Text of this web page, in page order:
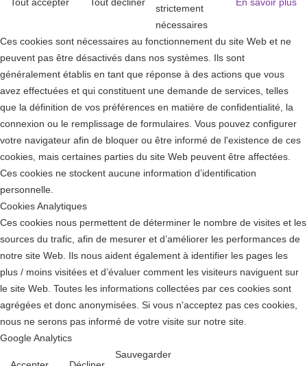
Tout accepter Tout décliner En savoir plus
strictement
nécessaires
Ces cookies sont nécessaires au fonctionnement du site Web et ne
peuvent pas être désactivés dans nos systèmes. Ils sont
généralement établis en tant que réponse à des actions que vous
avez effectuées et qui constituent une demande de services, telles
que la définition de vos préférences en matière de confidentialité, la
connexion ou le remplissage de formulaires. Vous pouvez configurer
votre navigateur afin de bloquer ou être informé de l'existence de ces
cookies, mais certaines parties du site Web peuvent être affectées.
Ces cookies ne stockent aucune information d’identification
personnelle.
Cookies Analytiques
Ces cookies nous permettent de déterminer le nombre de visites et les
sources du trafic, afin de mesurer et d’améliorer les performances de
notre site Web. Ils nous aident également à identifier les pages les
plus / moins visitées et d’évaluer comment les visiteurs naviguent sur
le site Web. Toutes les informations collectées par ces cookies sont
agrégées et donc anonymisées. Si vous n'acceptez pas ces cookies,
nous ne serons pas informé de votre visite sur notre site.
Google Analytics
Sauvegarder